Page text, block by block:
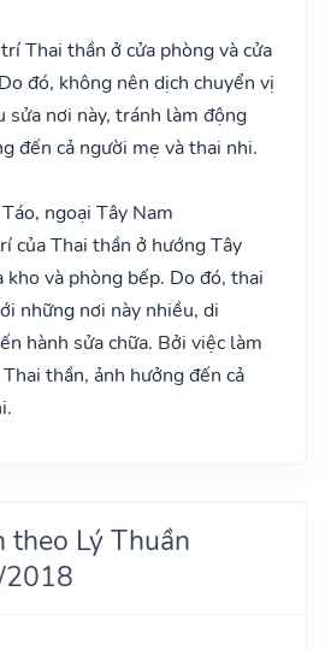
Thai thần ở cửa phòng và cửa
đó, không nên dịch chuyển vị
sửa nơi này, tránh làm động
đến cả người mẹ và thai nhi.
ngoại Tây Nam
của Thai thần ở hướng Tây
kho và phòng bếp. Do đó, thai
những nơi này nhiều, di
hành sửa chữa. Bởi việc làm
thần, ảnh hưởng đến cả
theo Lý Thuần